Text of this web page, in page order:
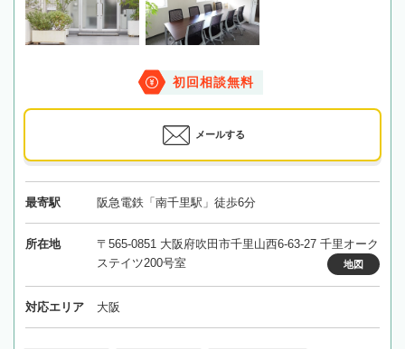
初回相談無料
メールする
最寄駅 阪急電鉄「南千里駅」徒歩6分
所在地
〒565-0851 大阪府吹田市千里山西6-63-27 千里オーク
ステイツ200号室
地図
対応エリア 大阪